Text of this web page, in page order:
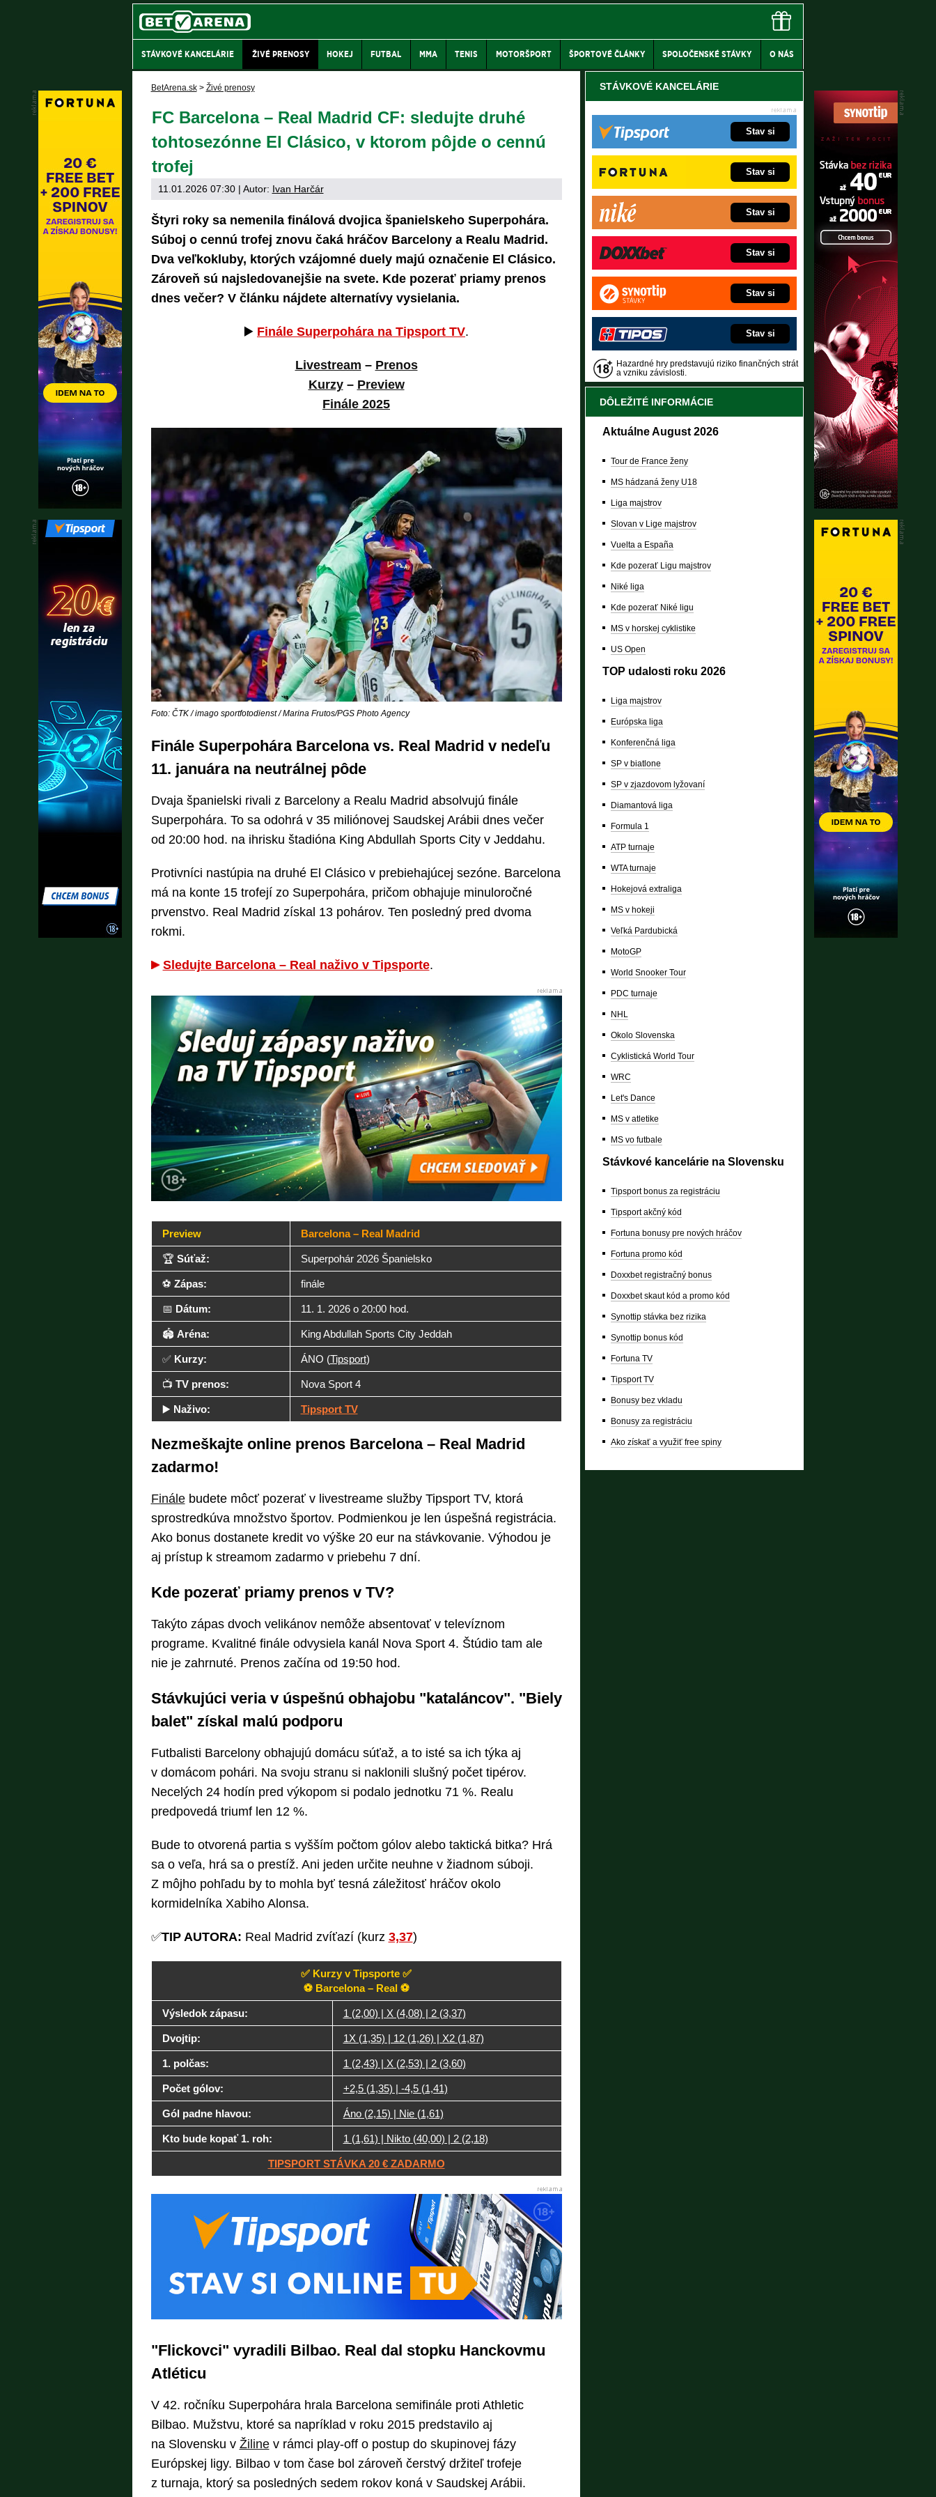
STÁVKOVÉ KANCELÁRIE ŽIVÉ PRENOSY HOKEJ FUTBAL MMA TENIS MOTORŠPORT ŠPORTOVÉ ČLÁNKY SPOLOČENSKÉ STÁVKY O NÁS
BetArena.sk > Živé prenosy
FC Barcelona – Real Madrid CF: sledujte druhé
tohtosezónne El Clásico, v ktorom pôjde o cennú
trofej
11.01.2026 07:30| Autor: Ivan Harčár
Štyri roky sa nemenila finálová dvojica španielskeho Superpohára.
Súboj o cennú trofej znovu čaká hráčov Barcelony a Realu Madrid.
Dva veľkokluby, ktorých vzájomné duely majú označenie El Clásico.
Zároveň sú najsledovanejšie na svete. Kde pozerať priamy prenos
dnes večer? V článku nájdete alternatívy vysielania.
▶️ Finále Superpohára na Tipsport TV.
Livestream – Prenos
Kurzy– Preview
Finále 2025
Foto: ČTK / imago sportfotodienst / Marina Frutos/PGS Photo Agency
Finále Superpohára Barcelona vs. Real Madrid v nedeľu
11. januára na neutrálnej pôde
Dvaja španielski rivali z Barcelony a Realu Madrid absolvujú finále
Superpohára. To sa odohrá v 35 miliónovej Saudskej Arábii dnes večer
od 20:00 hod. na ihrisku štadióna King Abdullah Sports City v Jeddahu.
Protivníci nastúpia na druhé El Clásico v prebiehajúcej sezóne. Barcelona
má na konte 15 trofejí zo Superpohára, pričom obhajuje minuloročné
prvenstvo. Real Madrid získal 13 pohárov. Ten posledný pred dvoma
rokmi.
Sledujte Barcelona – Real naživo v Tipsporte.
Preview Barcelona – Real Madrid
🏆 Súťaž: Superpohár 2026 Španielsko
⚽ Zápas: finále
📅 Dátum: 11. 1. 2026 o 20:00 hod.
🏟️ Aréna: King Abdullah Sports City Jeddah
✅ Kurzy: ÁNO (Tipsport)
📺 TV prenos: Nova Sport 4
▶️ Naživo: Tipsport TV
Nezmeškajte online prenos Barcelona – Real Madrid
zadarmo!
Finálebudete môcť pozerať v livestreame služby Tipsport TV, ktorá
sprostredkúva množstvo športov. Podmienkou je len úspešná registrácia.
Ako bonus dostanete kredit vo výške 20 eur na stávkovanie. Výhodou je
aj prístup k streamom zadarmo v priebehu 7 dní.
Kde pozerať priamy prenos v TV?
Takýto zápas dvoch velikánov nemôže absentovať v televíznom
programe. Kvalitné finále odvysiela kanál Nova Sport 4. Štúdio tam ale
nie je zahrnuté. Prenos začína od 19:50 hod.
Stávkujúci veria v úspešnú obhajobu "kataláncov". "Biely
balet" získal malú podporu
Futbalisti Barcelony obhajujú domácu súťaž, a to isté sa ich týka aj
v domácom pohári. Na svoju stranu si naklonili slušný počet tipérov.
Necelých 24 hodín pred výkopom si podalo jednotku 71 %. Realu
predpovedá triumf len 12 %.
Bude to otvorená partia s vyšším počtom gólov alebo taktická bitka? Hrá
sa o veľa, hrá sa o prestíž. Ani jeden určite neuhne v žiadnom súboji.
Z môjho pohľadu by to mohla byť tesná záležitosť hráčov okolo
kormidelníka Xabiho Alonsa.
✅TIP AUTORA: Real Madrid zvíťazí (kurz 3,37)
✅ Kurzy v Tipsporte ✅
⚽ Barcelona – Real ⚽
Výsledok zápasu: 1 (2,00) | X (4,08) | 2 (3,37)
Dvojtip: 1X (1,35) | 12 (1,26) | X2 (1,87)
1. polčas: 1 (2,43) | X (2,53) | 2 (3,60)
Počet gólov: +2,5 (1,35) | -4,5 (1,41)
Gól padne hlavou: Áno (2,15) | Nie (1,61)
Kto bude kopať 1. roh: 1 (1,61) | Nikto (40,00) | 2 (2,18)
TIPSPORT STÁVKA 20 € ZADARMO
"Flickovci" vyradili Bilbao. Real dal stopku Hanckovmu
Atléticu
V 42. ročníku Superpohára hrala Barcelona semifinále proti Athletic
Bilbao. Mužstvu, ktoré sa napríklad v roku 2015 predstavilo aj
na Slovensku v Žilinev rámci play-off o postup do skupinovej fázy
Európskej ligy. Bilbao v tom čase bol zároveň čerstvý držiteľ trofeje
z turnaja, ktorý sa posledných sedem rokov koná v Saudskej Arábii.
STÁVKOVÉ KANCELÁRIE
Stav si
Stav si
Stav si
Stav si
Stav si
Stav si
Hazardné hry predstavujú riziko finančných strát
a vzniku závislosti.
DÔLEŽITÉ INFORMÁCIE
Aktuálne August 2026
Tour de France ženy
MS hádzaná ženy U18
Liga majstrov
Slovan v Lige majstrov
Vuelta a España
Kde pozerať Ligu majstrov
Niké liga
Kde pozerať Niké ligu
MS v horskej cyklistike
US Open
TOP udalosti roku 2026
Liga majstrov
Európska liga
Konferenčná liga
SP v biatlone
SP v zjazdovom lyžovaní
Diamantová liga
Formula 1
ATP turnaje
WTA turnaje
Hokejová extraliga
MS v hokeji
Veľká Pardubická
MotoGP
World Snooker Tour
PDC turnaje
NHL
Okolo Slovenska
Cyklistická World Tour
WRC
Let's Dance
MS v atletike
MS vo futbale
Stávkové kancelárie na Slovensku
Tipsport bonus za registráciu
Tipsport akčný kód
Fortuna bonusy pre nových hráčov
Fortuna promo kód
Doxxbet registračný bonus
Doxxbet skaut kód a promo kód
Synottip stávka bez rizika
Synottip bonus kód
Fortuna TV
Tipsport TV
Bonusy bez vkladu
Bonusy za registráciu
Ako získať a využiť free spiny